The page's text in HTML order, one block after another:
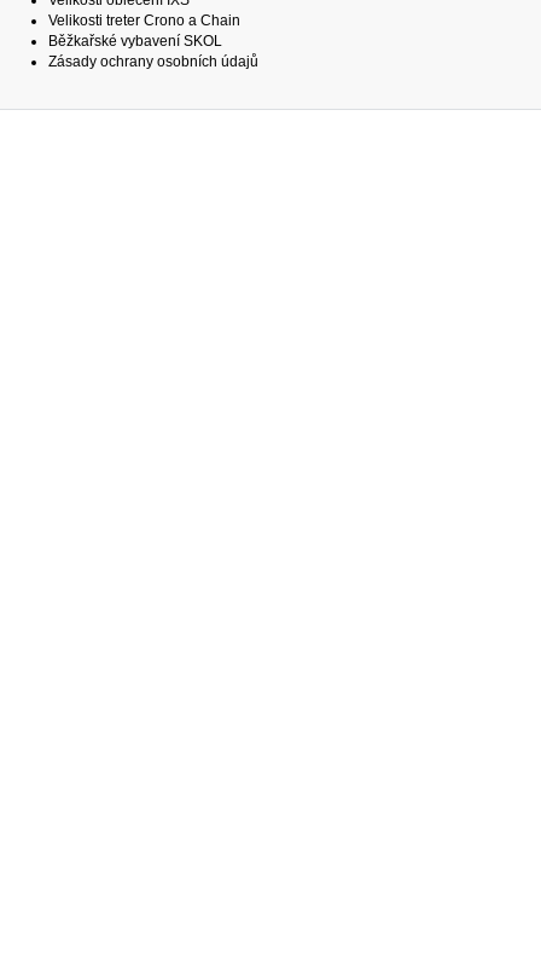
Velikosti treter Crono a Chain
Běžkařské vybavení SKOL
Zásady ochrany osobních údajů